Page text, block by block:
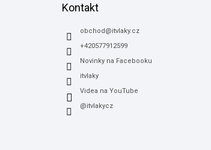
Kontakt
obchod@itvlaky.cz
+420577912599
Novinky na Facebooku
itvlaky
Videa na YouTube
@itvlakycz